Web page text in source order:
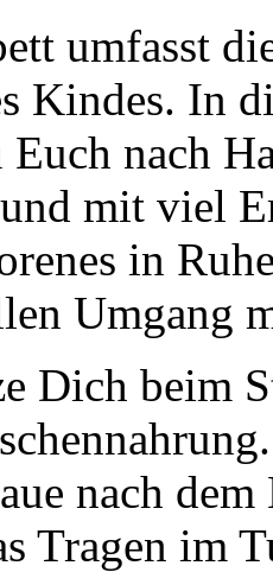
umfasst
Kindes. In
Euch nach
mit viel
in
Umgang
Dich beim
nach
Tragen im